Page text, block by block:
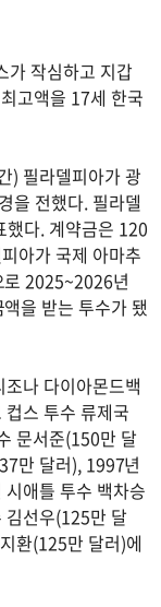
가 작심하고 지갑
고액을 17세 한국
) 필라델피아가 광
을 전했다. 필라델
했다. 계약금은 120
아가 국제 아마추
로 2025~2026년
을 받는 투수가 됐
나 다이아몬드백
스 투수 류제국
문서준(150만 달
만 달러), 1997년
애틀 투수 백차승
선우(125만 달
환(125만 달러)에